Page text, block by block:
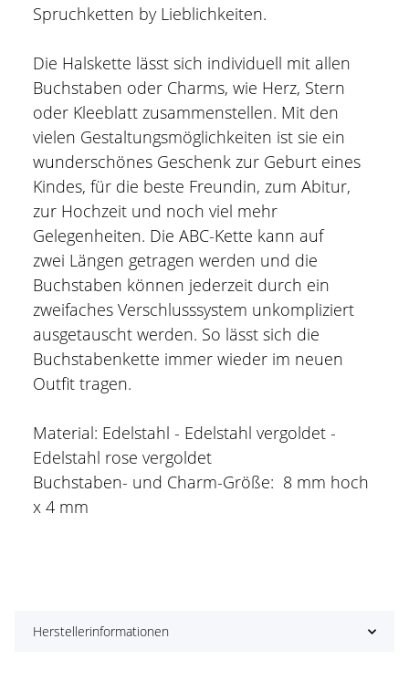
Spruchketten by Lieblichkeiten.
Die Halskette lässt sich individuell mit allen
Buchstaben oder Charms, wie Herz, Stern
oder Kleeblatt zusammenstellen. Mit den
vielen Gestaltungsmöglichkeiten ist sie ein
wunderschönes Geschenk zur Geburt eines
Kindes, für die beste Freundin, zum Abitur,
zur Hochzeit und noch viel mehr
Gelegenheiten. Die ABC-Kette kann auf
zwei Längen getragen werden und die
Buchstaben können jederzeit durch ein
zweifaches Verschlusssystem unkompliziert
ausgetauscht werden. So lässt sich die
Buchstabenkette immer wieder im neuen
Outfit tragen.
Material: Edelstahl - Edelstahl vergoldet -
Edelstahl rose vergoldet
Buchstaben- und Charm-Größe: 8 mm hoch
x 4 mm
Herstellerinformationen